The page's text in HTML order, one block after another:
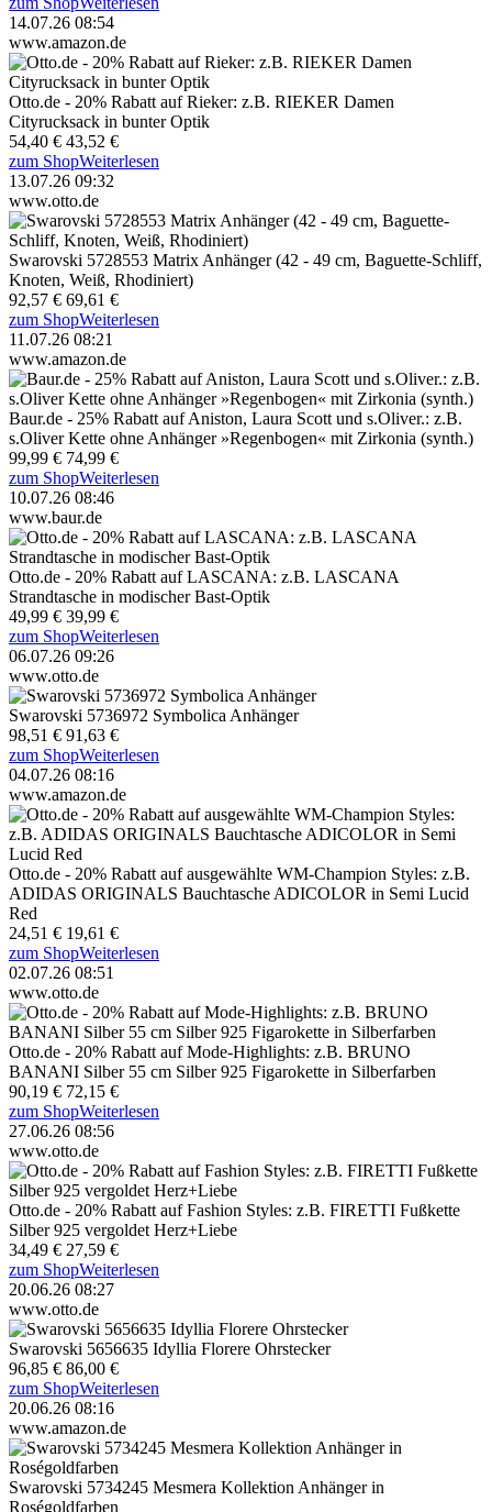
14.07.26 08:54
www.amazon.de
Otto.de - 20% Rabatt auf Rieker: z.B. RIEKER Damen
Cityrucksack in bunter Optik
54,40 € 43,52 €
zum ShopWeiterlesen
13.07.26 09:32
www.otto.de
Swarovski 5728553 Matrix Anhänger (42 - 49 cm, Baguette-Schliff,
Knoten, Weiß, Rhodiniert)
92,57 € 69,61 €
zum ShopWeiterlesen
11.07.26 08:21
www.amazon.de
Baur.de - 25% Rabatt auf Aniston, Laura Scott und s.Oliver.: z.B.
s.Oliver Kette ohne Anhänger »Regenbogen« mit Zirkonia (synth.)
99,99 € 74,99 €
zum ShopWeiterlesen
10.07.26 08:46
www.baur.de
Otto.de - 20% Rabatt auf LASCANA: z.B. LASCANA
Strandtasche in modischer Bast-Optik
49,99 € 39,99 €
zum ShopWeiterlesen
06.07.26 09:26
www.otto.de
Swarovski 5736972 Symbolica Anhänger
98,51 € 91,63 €
zum ShopWeiterlesen
04.07.26 08:16
www.amazon.de
Otto.de - 20% Rabatt auf ausgewählte WM-Champion Styles: z.B.
ADIDAS ORIGINALS Bauchtasche ADICOLOR in Semi Lucid
Red
24,51 € 19,61 €
zum ShopWeiterlesen
02.07.26 08:51
www.otto.de
Otto.de - 20% Rabatt auf Mode-Highlights: z.B. BRUNO
BANANI Silber 55 cm Silber 925 Figarokette in Silberfarben
90,19 € 72,15 €
zum ShopWeiterlesen
27.06.26 08:56
www.otto.de
Otto.de - 20% Rabatt auf Fashion Styles: z.B. FIRETTI Fußkette
Silber 925 vergoldet Herz+Liebe
34,49 € 27,59 €
zum ShopWeiterlesen
20.06.26 08:27
www.otto.de
Swarovski 5656635 Idyllia Florere Ohrstecker
96,85 € 86,00 €
zum ShopWeiterlesen
20.06.26 08:16
www.amazon.de
Swarovski 5734245 Mesmera Kollektion Anhänger in
Roségoldfarben